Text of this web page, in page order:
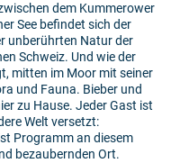
dem Kummerower
See befindet sich der
unberührten Natur der
Schweiz. Und wie der
mitten im Moor mit seiner
und Fauna. Bieber und
zu Hause. Jeder Gast ist
Welt versetzt:
Programm an diesem
bezaubernden Ort.